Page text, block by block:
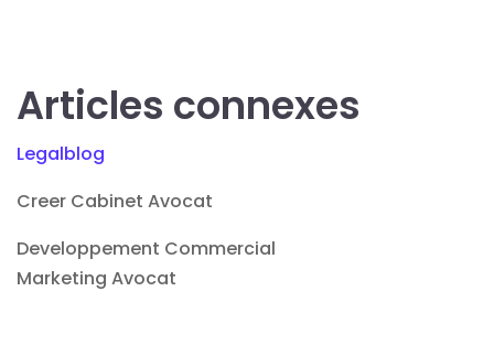
Articles connexes
Legalblog
Creer Cabinet Avocat
Developpement Commercial
Marketing Avocat